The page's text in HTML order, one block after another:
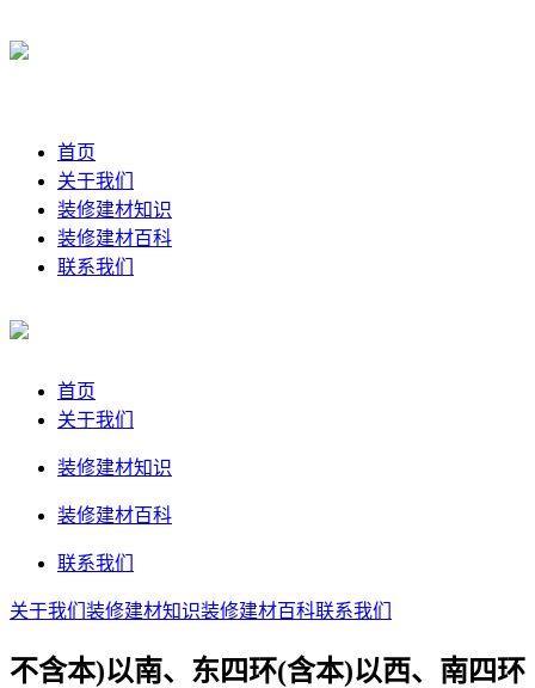
首页
关于我们
装修建材知识
装修建材百科
联系我们
首页
关于我们
装修建材知识
装修建材百科
联系我们
关于我们 装修建材知识装修建材百科联系我们
不含本)以南、东四环(含本)以西、南四环